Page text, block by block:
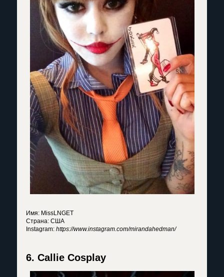
Имя: MissLNGET
Страна: США
Instagram: https://www.instagram.com/mirandahedman/
6. Callie Cosplay